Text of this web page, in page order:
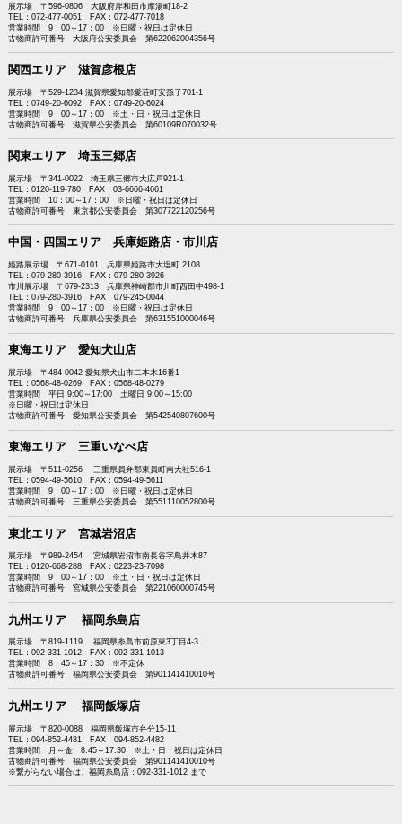
展示場 〒596-0806 大阪府岸和田市摩湯町18-2
TEL：072-477-0051 FAX：072-477-7018
営業時間 9：00～17：00 ※日曜・祝日は定休日
古物商許可番号 大阪府公安委員会 第622062004356号
関西エリア 滋賀彦根店
展示場 〒529-1234 滋賀県愛知郡愛荘町安孫子701-1
TEL：0749-20-6092 FAX：0749-20-6024
営業時間 9：00～17：00 ※土・日・祝日は定休日
古物商許可番号 滋賀県公安委員会 第60109R070032号
関東エリア 埼玉三郷店
展示場 〒341-0022 埼玉県三郷市大広戸921-1
TEL：0120-119-780 FAX：03-6666-4661
営業時間 10：00～17：00 ※日曜・祝日は定休日
古物商許可番号 東京都公安委員会 第307722120256号
中国・四国エリア 兵庫姫路店・市川店
姫路展示場 〒671-0101 兵庫県姫路市大塩町 2108
TEL：079-280-3916 FAX：079-280-3926
市川展示場 〒679-2313 兵庫県神崎郡市川町西田中498-1
TEL：079-280-3916 FAX 079-245-0044
営業時間 9：00～17：00 ※日曜・祝日は定休日
古物商許可番号 兵庫県公安委員会 第631551000046号
東海エリア 愛知犬山店
展示場 〒484-0042 愛知県犬山市二本木16番1
TEL：0568-48-0269 FAX：0568-48-0279
営業時間 平日 9:00～17:00 土曜日 9:00～15:00
※日曜・祝日は定休日
古物商許可番号 愛知県公安委員会 第542540807600号
東海エリア 三重いなべ店
展示場 〒511-0256 三重県員弁郡東員町南大社516-1
TEL：0594-49-5610 FAX：0594-49-5611
営業時間 9：00～17：00 ※日曜・祝日は定休日
古物商許可番号 三重県公安委員会 第551110052800号
東北エリア 宮城岩沼店
展示場 〒989-2454 宮城県岩沼市南長谷字鳥井木87
TEL：0120-668-288 FAX：0223-23-7098
営業時間 9：00～17：00 ※土・日・祝日は定休日
古物商許可番号 宮城県公安委員会 第221060000745号
九州エリア 福岡糸島店
展示場 〒819-1119 福岡県糸島市前原東3丁目4-3
TEL：092-331-1012 FAX：092-331-1013
営業時間 8：45～17：30 ※不定休
古物商許可番号 福岡県公安委員会 第901141410010号
九州エリア 福岡飯塚店
展示場 〒820-0088 福岡県飯塚市弁分15-11
TEL：094-852-4481 FAX 094-852-4482
営業時間 月～金 8:45～17:30 ※土・日・祝日は定休日
古物商許可番号 福岡県公安委員会 第901141410010号
※繋がらない場合は、福岡糸島店：092-331-1012 まで